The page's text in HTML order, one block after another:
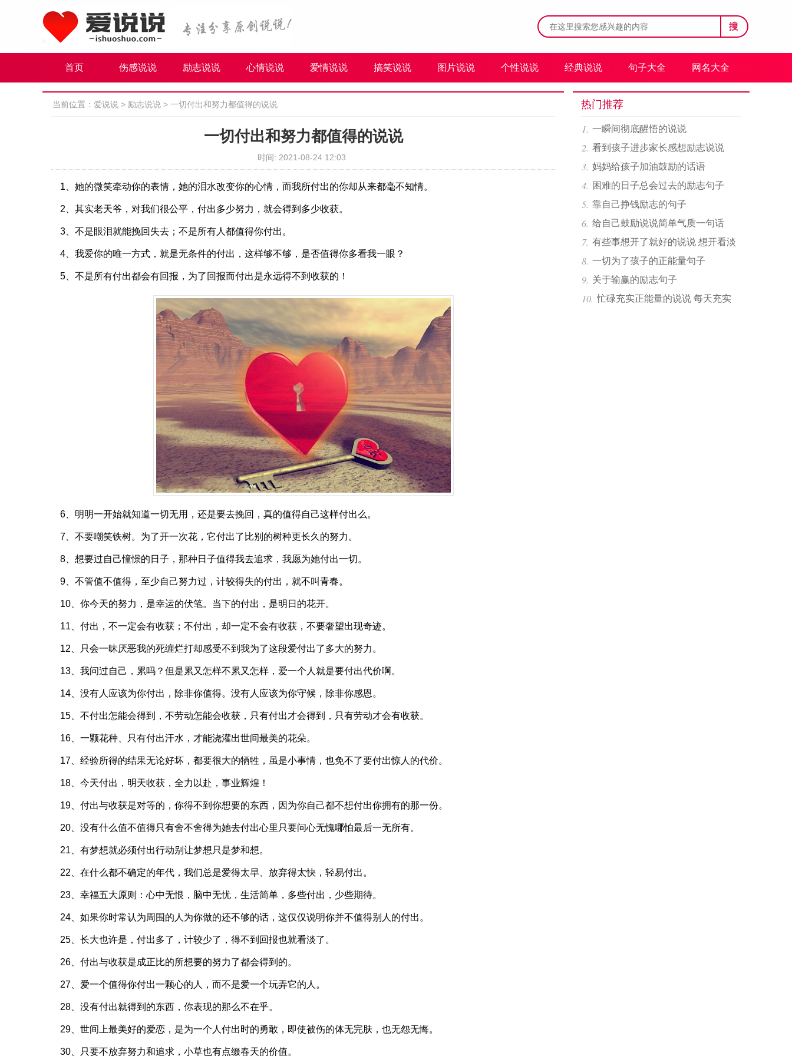
搜
首页 伤感说说 励志说说 心情说说 爱情说说 搞笑说说 图片说说 个性说说 经典说说 句子大全 网名大全
当前位置： 爱说说 > 励志说说 > 一切付出和努力都值得的说说
一切付出和努力都值得的说说
时间: 2021-08-24 12:03
1、她的微笑牵动你的表情，她的泪水改变你的心情，而我所付出的你却从来都毫不知情。
2、其实老天爷，对我们很公平，付出多少努力，就会得到多少收获。
3、不是眼泪就能挽回失去；不是所有人都值得你付出。
4、我爱你的唯一方式，就是无条件的付出，这样够不够，是否值得你多看我一眼？
5、不是所有付出都会有回报，为了回报而付出是永远得不到收获的！
6、明明一开始就知道一切无用，还是要去挽回，真的值得自己这样付出么。
7、不要嘲笑铁树。为了开一次花，它付出了比别的树种更长久的努力。
8、想要过自己憧憬的日子，那种日子值得我去追求，我愿为她付出一切。
9、不管值不值得，至少自己努力过，计较得失的付出，就不叫青春。
10、你今天的努力，是幸运的伏笔。当下的付出，是明日的花开。
11、付出，不一定会有收获；不付出，却一定不会有收获，不要奢望出现奇迹。
12、只会一昧厌恶我的死缠烂打却感受不到我为了这段爱付出了多大的努力。
13、我问过自己，累吗？但是累又怎样不累又怎样，爱一个人就是要付出代价啊。
14、没有人应该为你付出，除非你值得。没有人应该为你守候，除非你感恩。
15、不付出怎能会得到，不劳动怎能会收获，只有付出才会得到，只有劳动才会有收获。
16、一颗花种、只有付出汗水，才能浇灌出世间最美的花朵。
17、经验所得的结果无论好坏，都要很大的牺牲，虽是小事情，也免不了要付出惊人的代价。
18、今天付出，明天收获，全力以赴，事业辉煌！
19、付出与收获是对等的，你得不到你想要的东西，因为你自己都不想付出你拥有的那一份。
20、没有什么值不值得只有舍不舍得为她去付出心里只要问心无愧哪怕最后一无所有。
21、有梦想就必须付出行动别让梦想只是梦和想。
22、在什么都不确定的年代，我们总是爱得太早、放弃得太快，轻易付出。
23、幸福五大原则：心中无恨，脑中无忧，生活简单，多些付出，少些期待。
24、如果你时常认为周围的人为你做的还不够的话，这仅仅说明你并不值得别人的付出。
25、长大也许是，付出多了，计较少了，得不到回报也就看淡了。
26、付出与收获是成正比的所想要的努力了都会得到的。
27、爱一个值得你付出一颗心的人，而不是爱一个玩弄它的人。
28、没有付出就得到的东西，你表现的那么不在乎。
29、世间上最美好的爱恋，是为一个人付出时的勇敢，即使被伤的体无完肤，也无怨无悔。
30、只要不放弃努力和追求，小草也有点缀春天的价值。
热门推荐
一瞬间彻底醒悟的说说
看到孩子进步家长感想励志说说
妈妈给孩子加油鼓励的话语
困难的日子总会过去的励志句子
靠自己挣钱励志的句子
给自己鼓励说说简单气质一句话
有些事想开了就好的说说 想开看淡
心情豁然开朗说说
一切为了孩子的正能量句子
关于输赢的励志句子
忙碌充实正能量的说说 每天充实